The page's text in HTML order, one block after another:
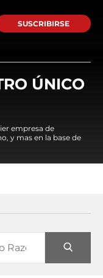
SUSCRIBIRSE
ÚNICO
empresa de
y mas en la base de